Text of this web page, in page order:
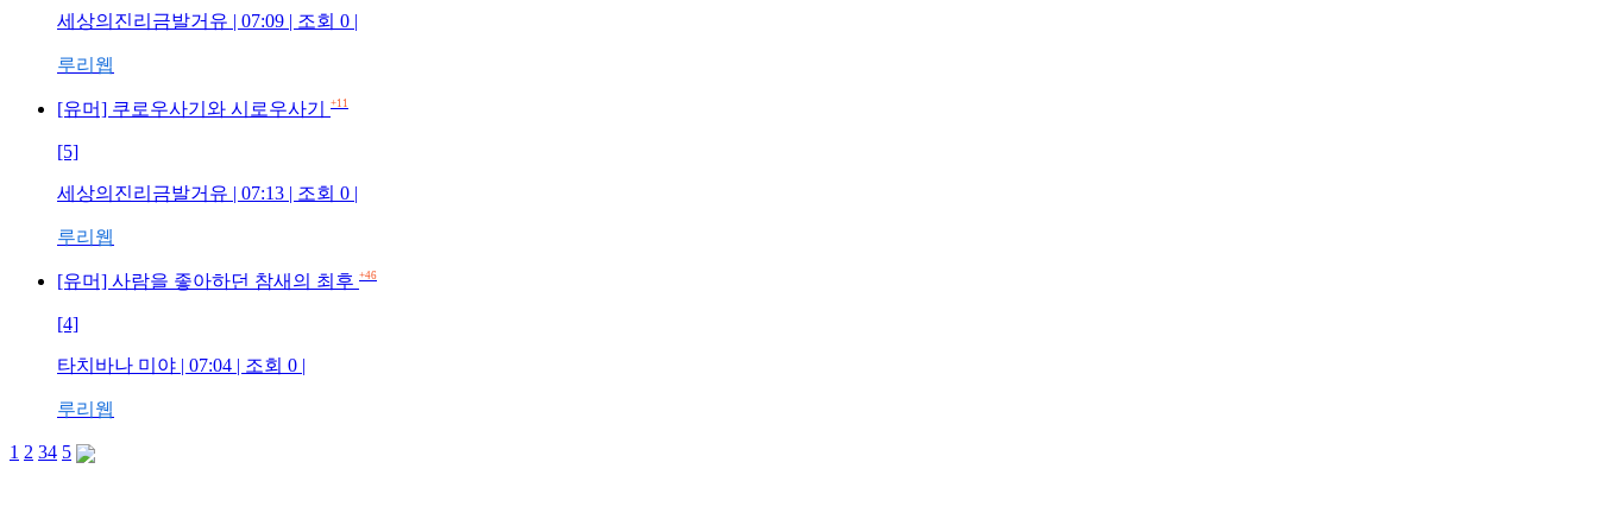
세상의진리금발거유 | 07:09 | 조회 0 |
루리웹
[유머] 쿠로우사기와 시로우사기 +11
[5]
세상의진리금발거유 | 07:13 | 조회 0 |
루리웹
[유머] 사람을 좋아하던 참새의 최후 +46
[4]
타치바나 미야 | 07:04 | 조회 0 |
루리웹
1 2 34 5